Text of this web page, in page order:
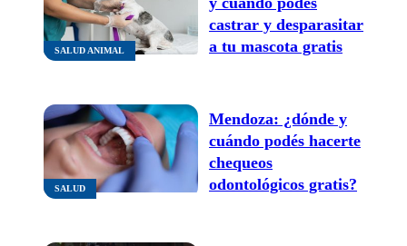
SALUD ANIMAL
castrar y desparasitar
a tu mascota gratis
SALUD
Mendoza: ¿dónde y
cuándo podés hacerte
chequeos
odontológicos gratis?